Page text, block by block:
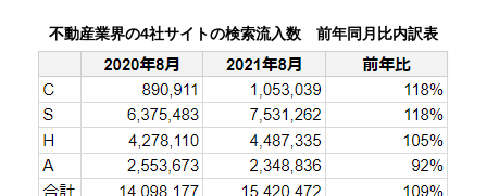
不動産業界の4社サイトの検索流入数 前年同月比内訳表